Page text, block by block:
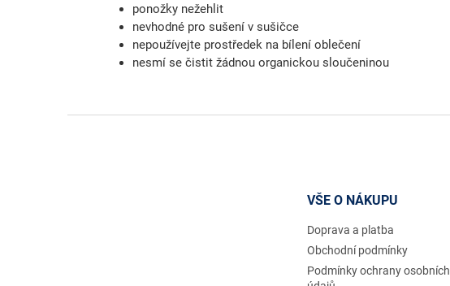
ponožky nežehlit
nevhodné pro sušení v sušičce
nepoužívejte prostředek na bílení oblečení
nesmí se čistit žádnou organickou sloučeninou
VŠE O NÁKUPU
Doprava a platba
Obchodní podmínky
Podmínky ochrany osobních